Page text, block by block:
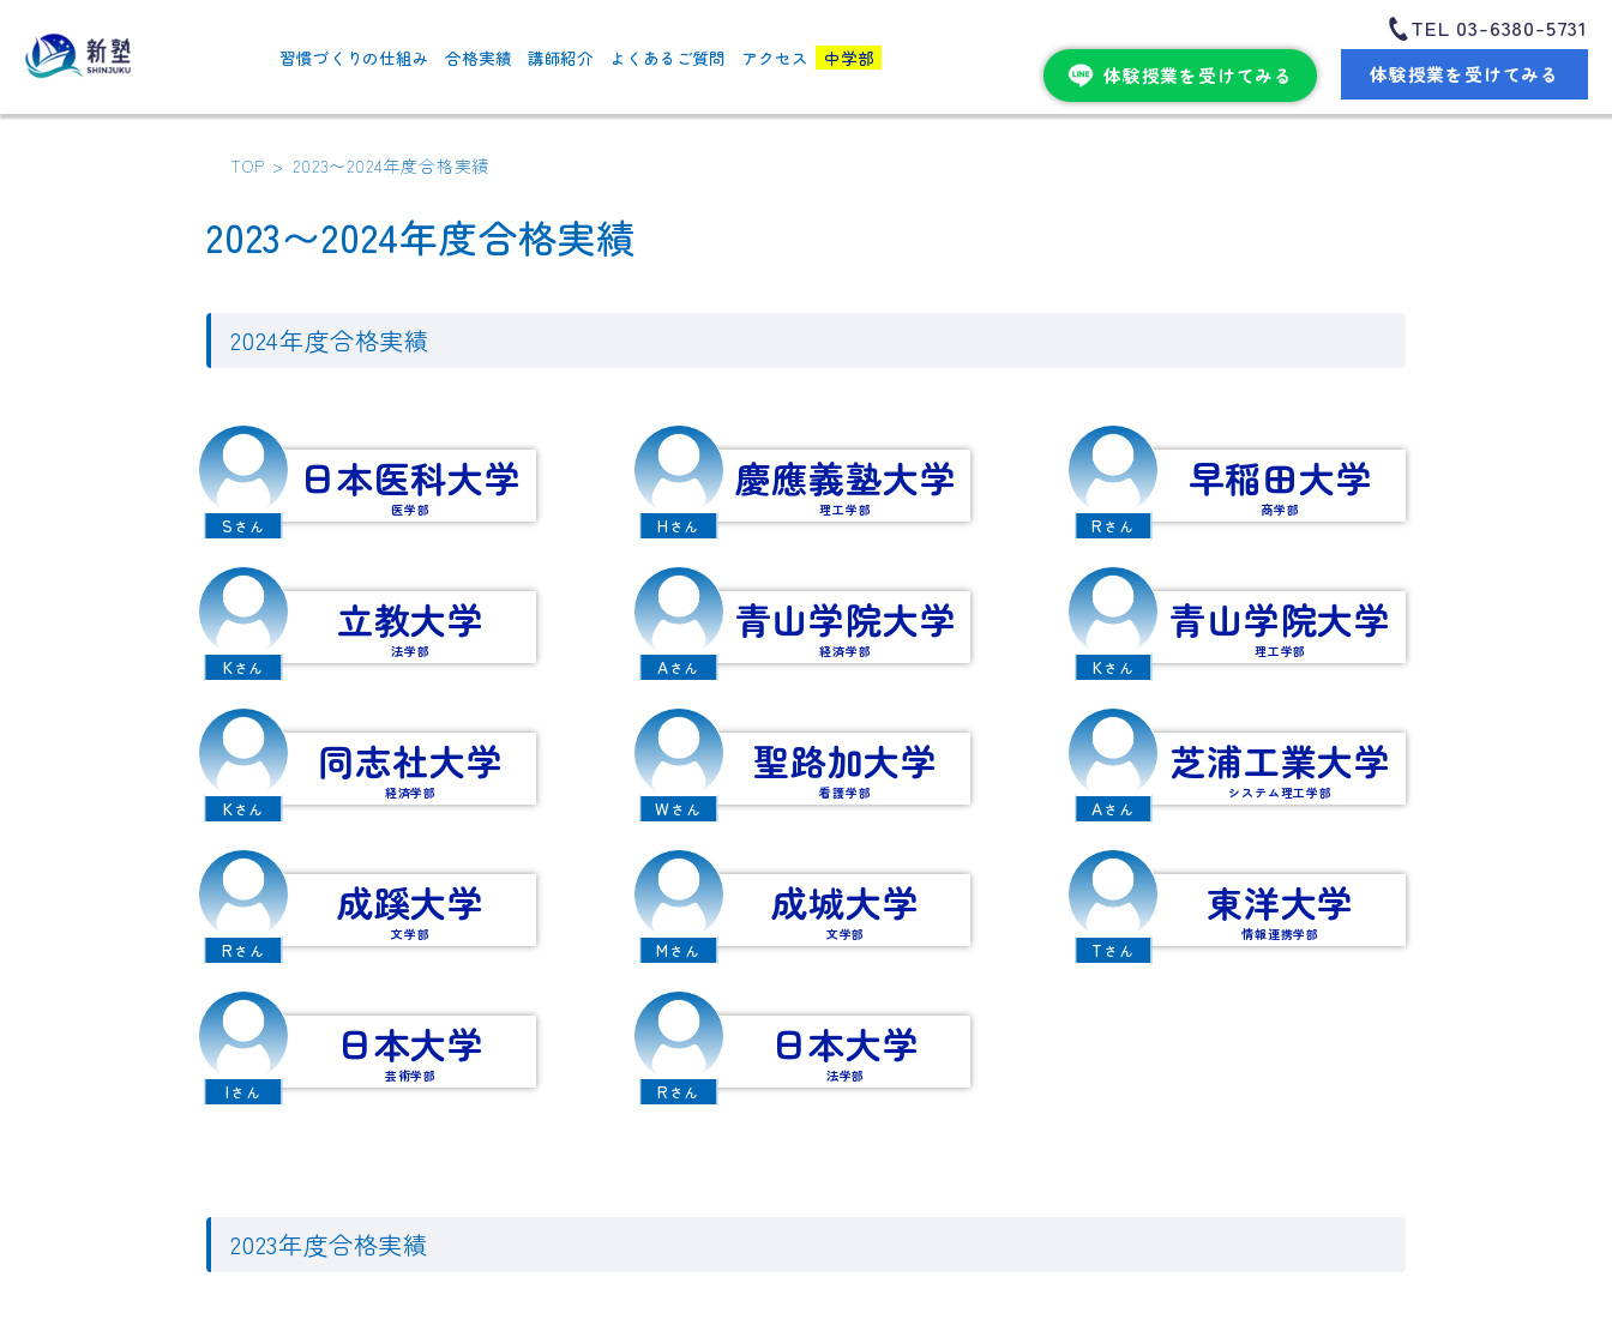
習慣づくりの仕組み 合格実績 講師紹介 よくあるご質問 アクセス 中学部
TEL 03-6380-5731
体験授業を受けてみる 体験授業を受けてみる
TOP > 2023〜2024年度合格実績
2023〜2024年度合格実績
2024年度合格実績
S さん
日本医科大学
医学部
H さん
慶應義塾大学
理工学部
R さん
早稲田大学
商学部
Kさん
立教大学
法学部
Aさん
青山学院大学
経済学部
Kさん
青山学院大学
理工学部
Kさん
同志社大学
経済学部
Wさん
聖路加大学
看護学部
Aさん
芝浦工業大学
システム理工学部
R さん
成蹊大学
文学部
M さん
成城大学
文学部
T さん
東洋大学
情報連携学部
I さん
日本大学
芸術学部
R さん
日本大学
法学部
2023年度合格実績